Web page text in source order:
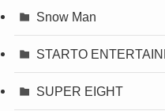
Snow Man
STARTO
SUPER EIGHT